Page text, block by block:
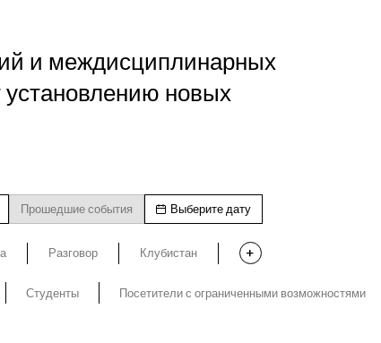
и междисциплинарных
установлению новых
Прошедшие события Выберите дату
Разговор Клубистан
Студенты Посетители с ограниченными возможностями